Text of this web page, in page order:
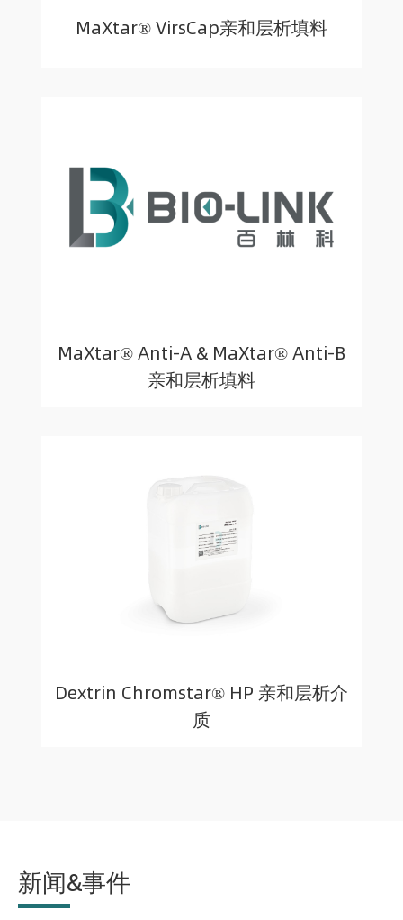
MaXtar® VirsCap亲和层析填料
MaXtar® Anti-A & MaXtar® Anti-B
亲和层析填料
Dextrin Chromstar® HP 亲和层析介
质
新闻&事件